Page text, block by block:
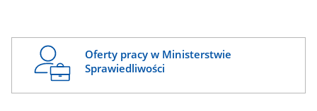
Oferty pracy w Ministerstwie
Sprawiedliwości